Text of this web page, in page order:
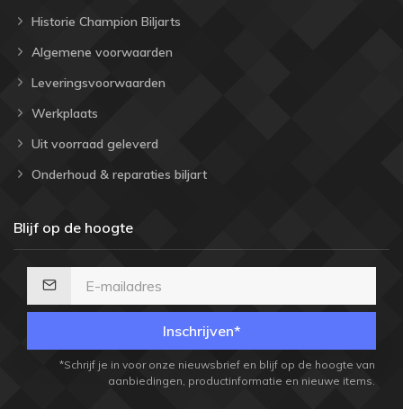
Historie Champion Biljarts
Algemene voorwaarden
Leveringsvoorwaarden
Werkplaats
Uit voorraad geleverd
Onderhoud & reparaties biljart
Blijf op de hoogte
Inschrijven*
*Schrijf je in voor onze nieuwsbrief en blijf op de hoogte van
aanbiedingen, productinformatie en nieuwe items.